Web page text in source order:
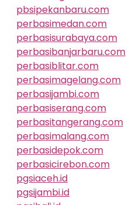
pbsipekanbaru.com
perbasimedan.com
perbasisurabaya.com
perbasibanjarbaru.com
perbasiblitar.com
perbasimagelang.com
perbasijambi.com
perbasiserang.com
perbasitangerang.com
perbasimalang.com
perbasidepok.com
perbasicirebon.com
pgsiaceh.id
pgsijambi.id